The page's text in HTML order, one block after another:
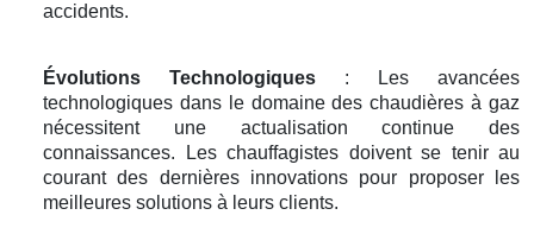
accidents.
Évolutions Technologiques : Les avancées
technologiques dans le domaine des chaudières à gaz
nécessitent une actualisation continue des
connaissances. Les chauffagistes doivent se tenir au
courant des dernières innovations pour proposer les
meilleures solutions à leurs clients.